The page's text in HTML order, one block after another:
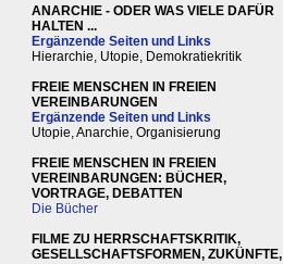
ANARCHIE - ODER WAS VIELE DAFÜR
HALTEN ...
Ergänzende Seiten und Links
Hierarchie, Utopie, Demokratiekritik
FREIE MENSCHEN IN FREIEN
VEREINBARUNGEN
Ergänzende Seiten und Links
Utopie, Anarchie, Organisierung
FREIE MENSCHEN IN FREIEN
VEREINBARUNGEN: BÜCHER,
VORTRAGE, DEBATTEN
Die Bücher
FILME ZU HERRSCHAFTSKRITIK,
GESELLSCHAFTSFORMEN, ZUKÜNFTE,